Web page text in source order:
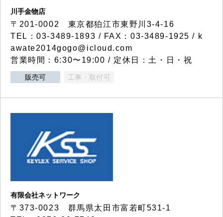
川手金物店
〒201-0002 東京都狛江市東野川3-4-16
TEL：03-3489-1893 / FAX：03-3489-1925 / k
awate2014gogo@icloud.com
営業時間：6:30〜19:00 / 定休日：土・日・祝
販売可 工事・取付可
有限会社ネットワーク
〒373-0023 群馬県太田市富若町531-1